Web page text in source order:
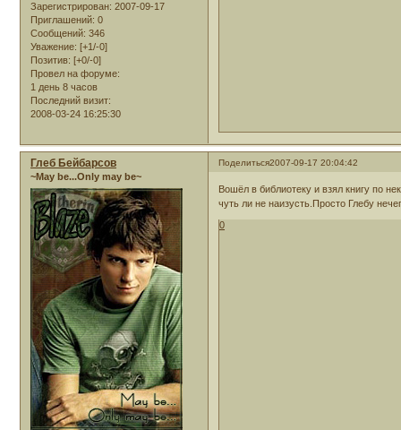
Зарегистрирован: 2007-09-17
Приглашений: 0
Сообщений: 346
Уважение: [+1/-0]
Позитив: [+0/-0]
Провел на форуме:
1 день 8 часов
Последний визит:
2008-03-24 16:25:30
Поделиться2007-09-17 20:04:42
Глеб Бейбарсов
~May be...Only may be~
Вошёл в библиотеку и взял книгу по
чуть ли не наизусть.Просто Глебу
0